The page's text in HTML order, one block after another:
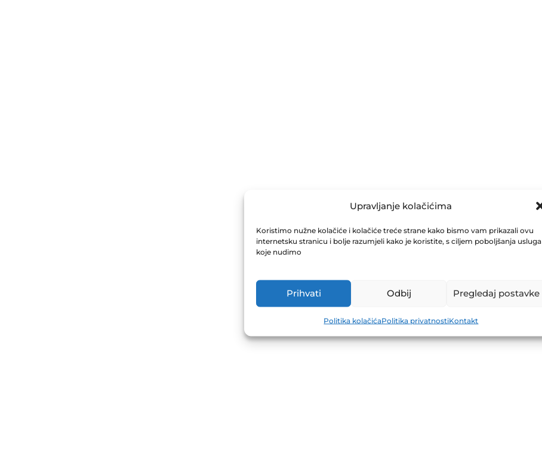
Upravljanje kolačićima
Koristimo nužne kolačiće i kolačiće treće strane kako bismo vam prikazali ovu
internetsku stranicu i bolje razumjeli kako je koristite, s ciljem poboljšanja usluga
koje nudimo
Prihvati Odbij Pregledaj postavke
Politika kolačićaPolitika privatnostiKontakt